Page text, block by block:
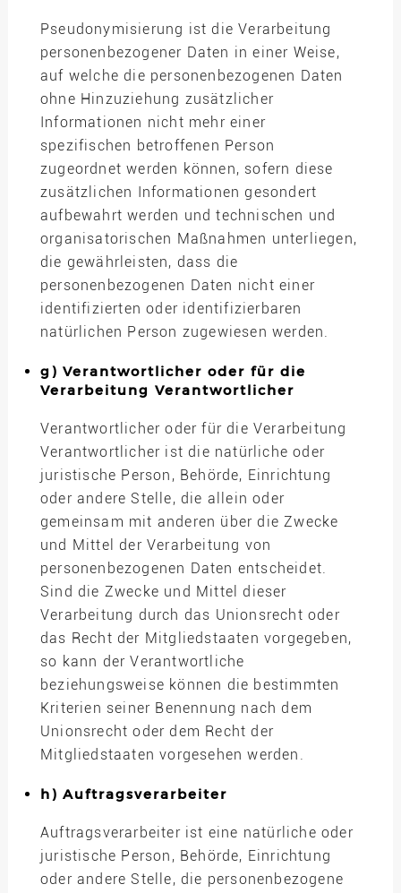
Pseudonymisierung ist die Verarbeitung
personenbezogener Daten in einer Weise,
auf welche die personenbezogenen Daten
ohne Hinzuziehung zusätzlicher
Informationen nicht mehr einer
spezifischen betroffenen Person
zugeordnet werden können, sofern diese
zusätzlichen Informationen gesondert
aufbewahrt werden und technischen und
organisatorischen Maßnahmen unterliegen,
die gewährleisten, dass die
personenbezogenen Daten nicht einer
identifizierten oder identifizierbaren
natürlichen Person zugewiesen werden.
g) Verantwortlicher oder für die
Verarbeitung Verantwortlicher
Verantwortlicher oder für die Verarbeitung
Verantwortlicher ist die natürliche oder
juristische Person, Behörde, Einrichtung
oder andere Stelle, die allein oder
gemeinsam mit anderen über die Zwecke
und Mittel der Verarbeitung von
personenbezogenen Daten entscheidet.
Sind die Zwecke und Mittel dieser
Verarbeitung durch das Unionsrecht oder
das Recht der Mitgliedstaaten vorgegeben,
so kann der Verantwortliche
beziehungsweise können die bestimmten
Kriterien seiner Benennung nach dem
Unionsrecht oder dem Recht der
Mitgliedstaaten vorgesehen werden.
h) Auftragsverarbeiter
Auftragsverarbeiter ist eine natürliche oder
juristische Person, Behörde, Einrichtung
oder andere Stelle, die personenbezogene